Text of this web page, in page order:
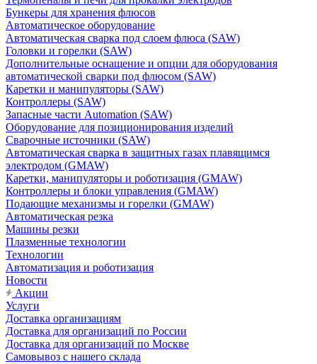
Бункеры для хранения флюсов
Автоматическое оборудование
Автоматическая сварка под слоем флюса (SAW)
Головки и горелки (SAW)
Дополнительные оснащение и опции для оборудования
автоматической сварки под флюсом (SAW)
Каретки и манипуляторы (SAW)
Контроллеры (SAW)
Запасные части Automation (SAW)
Оборудование для позиционирования изделий
Сварочные источники (SAW)
Автоматическая сварка в защитных газах плавящимся
электродом (GMAW)
Каретки, манипуляторы и роботизация (GMAW)
Контроллеры и блоки управления (GMAW)
Подающие механизмы и горелки (GMAW)
Автоматическая резка
Машины резки
Плазменные технологии
Технологии
Автоматизация и роботизация
Новости
Акции
Услуги
Доставка организациям
Доставка для организаций по России
Доставка для организаций по Москве
Самовывоз с нашего склада